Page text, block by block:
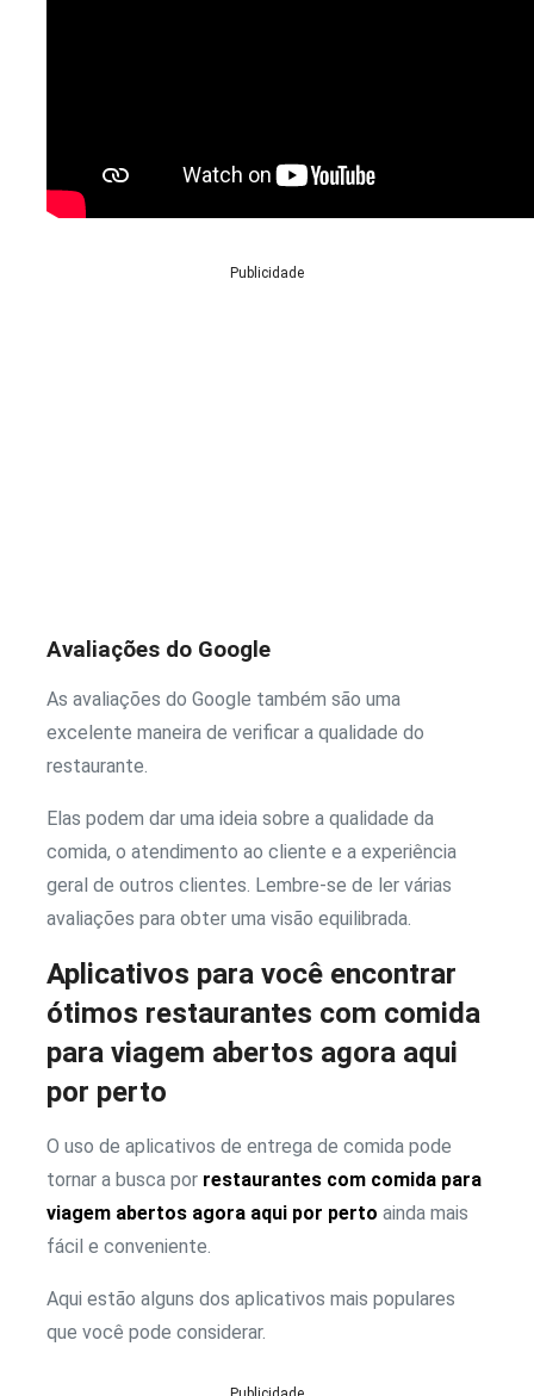
Publicidade
Avaliações do Google
As avaliações do Google também são uma
excelente maneira de verificar a qualidade do
restaurante.
Elas podem dar uma ideia sobre a qualidade da
comida, o atendimento ao cliente e a experiência
geral de outros clientes. Lembre-se de ler várias
avaliações para obter uma visão equilibrada.
Aplicativos para você encontrar
ótimos restaurantes com comida
para viagem abertos agora aqui
por perto
O uso de aplicativos de entrega de comida pode
tornar a busca por restaurantes com comida para
viagem abertos agora aqui por perto ainda mais
fácil e conveniente.
Aqui estão alguns dos aplicativos mais populares
que você pode considerar.